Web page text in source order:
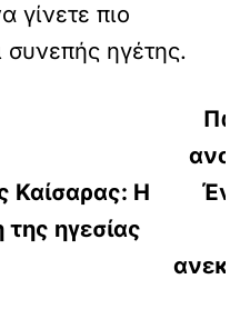
γίνετε πιο
συνεπής ηγέτης.
Καίσαρας: Η
της ηγεσίας